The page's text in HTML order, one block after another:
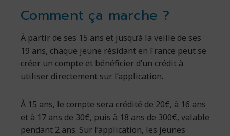
Comment ça marche ?
À partir de ses 15 ans et jusqu’à la veille de ses
19 ans, chaque jeune résidant en France peut se
créer un compte et bénéficier d’un crédit à
utiliser directement sur l’application.
À 15 ans, le compte sera crédité de 20€, à 16 ans
et à 17 ans de 30€, puis à 18 ans de 300€, valable
pendant 2 ans. Sur l’application, les jeunes